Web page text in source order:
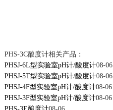
PHS-3C酸度计相关产品：
PHSJ-6L型实验室pH计/酸度计08-06
PHSJ-5T型实验室pH计/酸度计08-06
PHSJ-4F型实验室pH计/酸度计08-06
PHSJ-3F型实验室pH计/酸度计08-06